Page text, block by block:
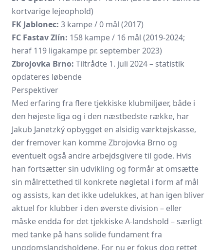
kortvarige lejeophold)
FK Jablonec: 3 kampe / 0 mål (2017)
FC Fastav Zlín: 158 kampe / 16 mål (2019-2024;
heraf 119 ligakampe pr. september 2023)
Zbrojovka Brno: Tiltrådte 1. juli 2024 – statistik
opdateres løbende
Perspektiver
Med erfaring fra flere tjekkiske klubmiljøer, både i
den højeste liga og i den næstbedste række, har
Jakub Janetzký opbygget en alsidig værktøjskasse,
der fremover kan komme Zbrojovka Brno og
eventuelt også andre arbejdsgivere til gode. Hvis
han fortsætter sin udvikling og formår at omsætte
sin målrettethed til konkrete nøgletal i form af mål
og assists, kan det ikke udelukkes, at han igen bliver
aktuel for klubber i den øverste division – eller
måske endda for det tjekkiske A-landshold – særligt
med tanke på hans solide fundament fra
ungdomslandsholdene. For nu er fokus dog rettet